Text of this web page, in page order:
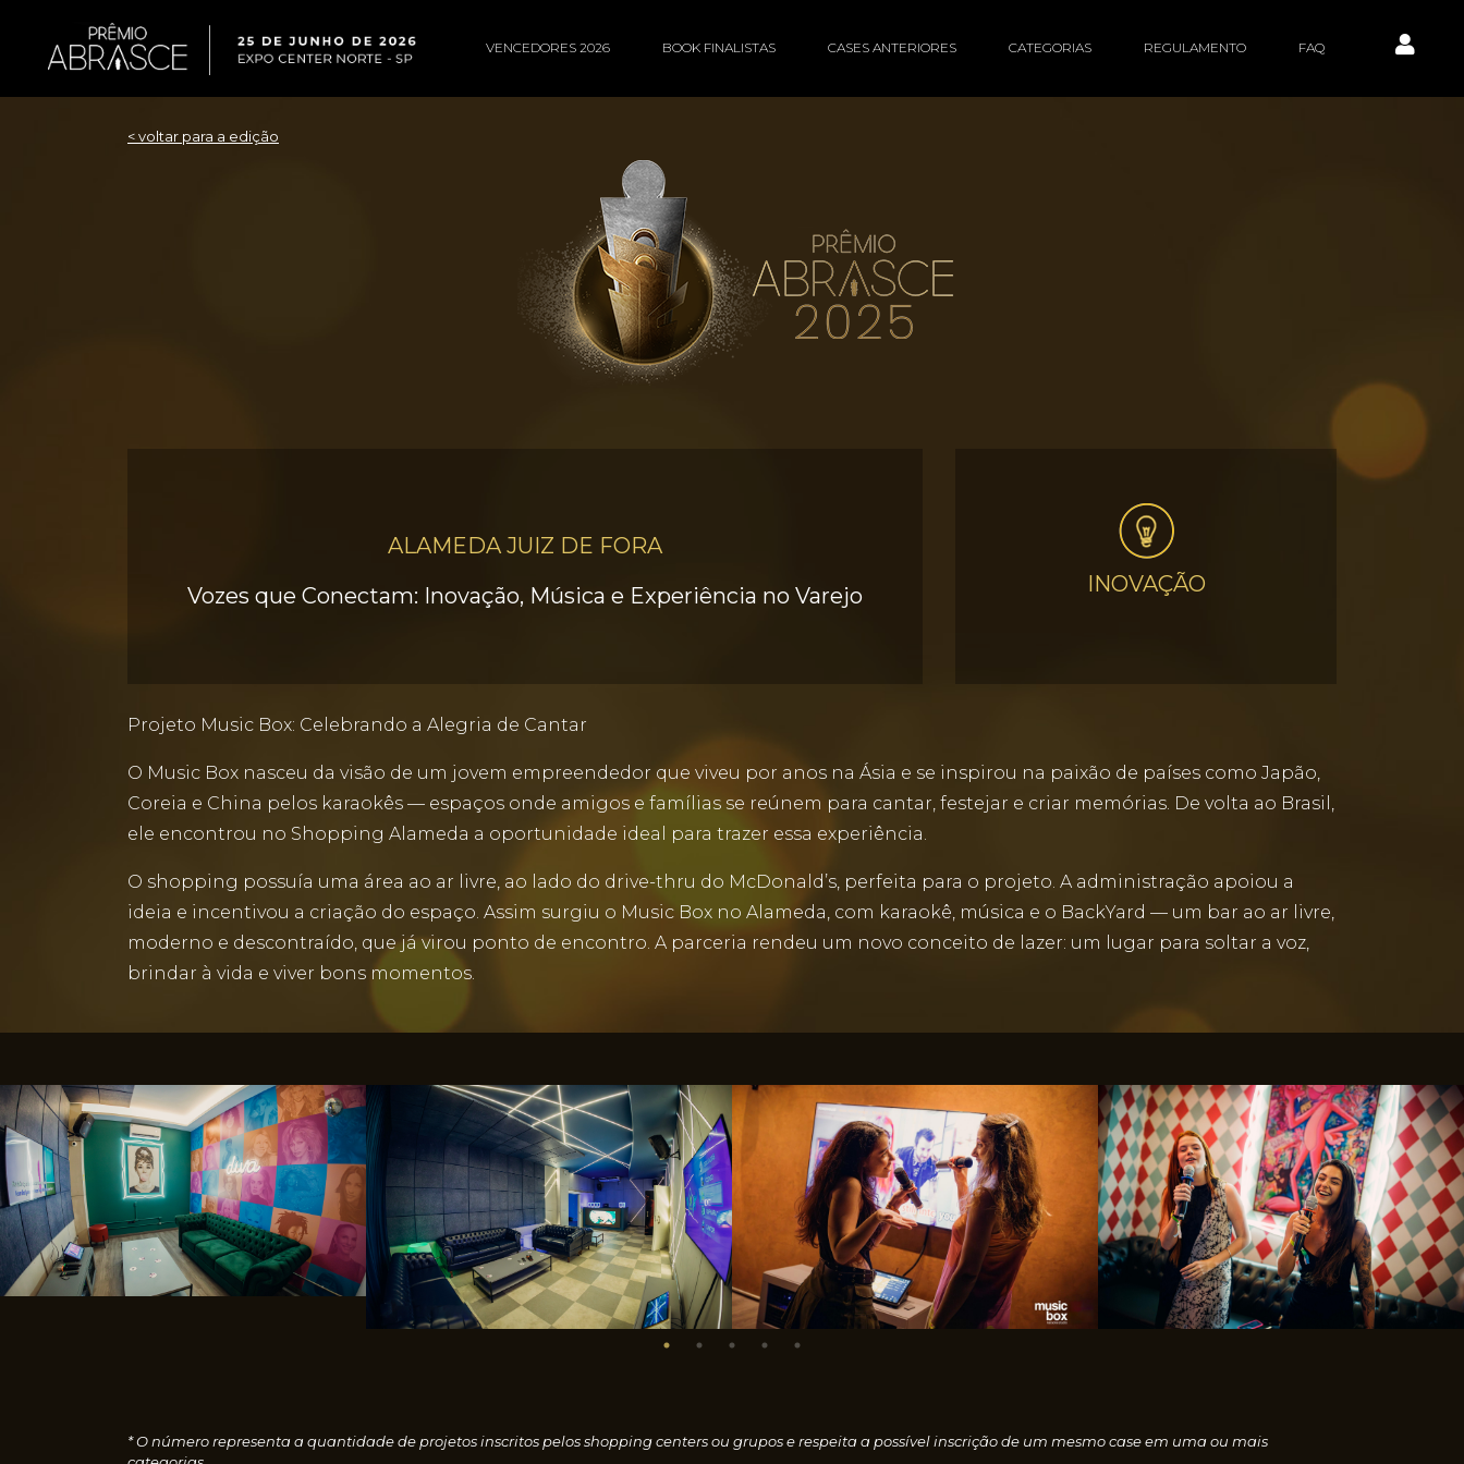
VENCEDORES 2026 BOOK FINALISTAS CASES ANTERIORES CATEGORIAS REGULAMENTO FAQ
< voltar para a edição
ALAMEDA JUIZ DE FORA
Vozes que Conectam: Inovação, Música e Experiência no Varejo
INOVAÇÃO
Projeto Music Box: Celebrando a Alegria de Cantar
O Music Box nasceu da visão de um jovem empreendedor que viveu por anos na Ásia e se inspirou na paixão de países como Japão,
Coreia e China pelos karaokês — espaços onde amigos e famílias se reúnem para cantar, festejar e criar memórias. De volta ao Brasil,
ele encontrou no Shopping Alameda a oportunidade ideal para trazer essa experiência.
O shopping possuía uma área ao ar livre, ao lado do drive-thru do McDonald’s, perfeita para o projeto. A administração apoiou a
ideia e incentivou a criação do espaço. Assim surgiu o Music Box no Alameda, com karaokê, música e o BackYard — um bar ao ar livre,
moderno e descontraído, que já virou ponto de encontro. A parceria rendeu um novo conceito de lazer: um lugar para soltar a voz,
brindar à vida e viver bons momentos.
* O número representa a quantidade de projetos inscritos pelos shopping centers ou grupos e respeita a possível inscrição de um mesmo case em uma ou mais